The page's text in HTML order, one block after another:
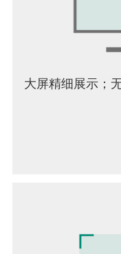
[选择性访问权限]
大屏精细展示；